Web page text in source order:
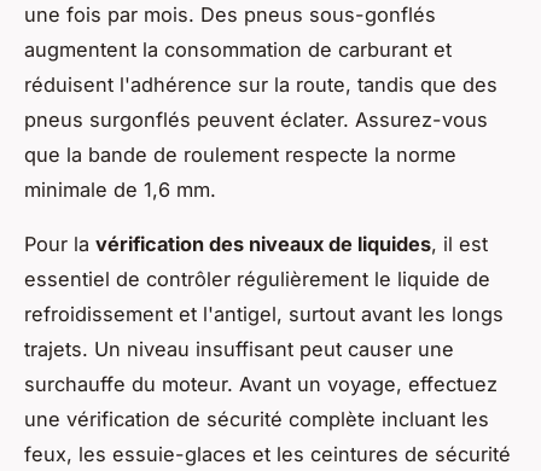
une fois par mois. Des pneus sous-gonflés
augmentent la consommation de carburant et
réduisent l'adhérence sur la route, tandis que des
pneus surgonflés peuvent éclater. Assurez-vous
que la bande de roulement respecte la norme
minimale de 1,6 mm.
Pour la vérification des niveaux de liquides, il est
essentiel de contrôler régulièrement le liquide de
refroidissement et l'antigel, surtout avant les longs
trajets. Un niveau insuffisant peut causer une
surchauffe du moteur. Avant un voyage, effectuez
une vérification de sécurité complète incluant les
feux, les essuie-glaces et les ceintures de sécurité